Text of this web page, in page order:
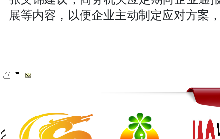
展等内容，以便企业主动制定应对方案